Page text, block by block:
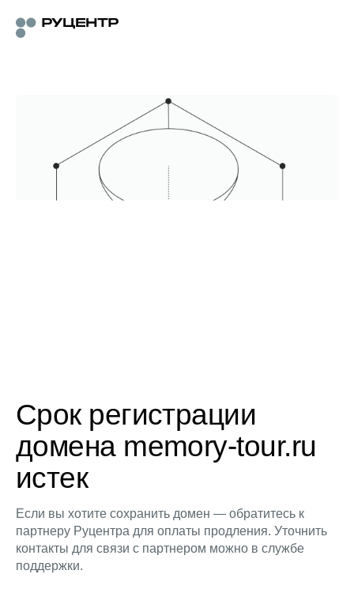
Срок регистрации
домена memory-tour.ru
истек
Если вы хотите сохранить домен — обратитесь к
партнеру Руцентра для оплаты продления. Уточнить
контакты для связи с партнером можно в службе
поддержки.